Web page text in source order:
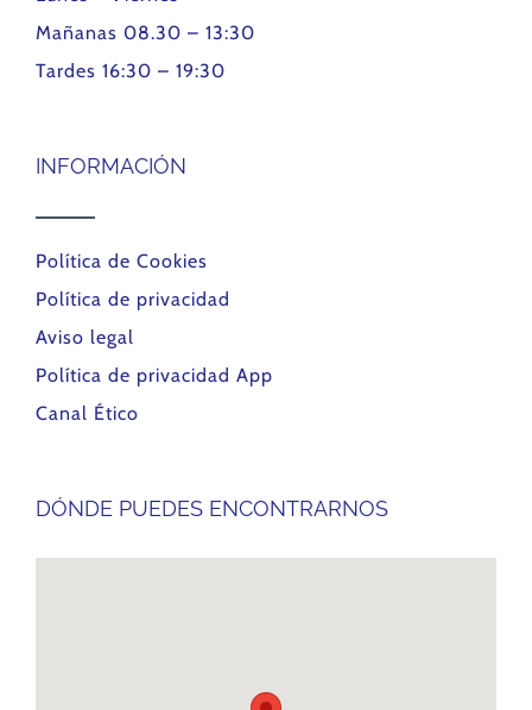
Mañanas 08.30 – 13:30
Tardes 16:30 – 19:30
INFORMACIÓN
Política de Cookies
Política de privacidad
Aviso legal
Política de privacidad App
Canal Ético
DÓNDE PUEDES ENCONTRARNOS